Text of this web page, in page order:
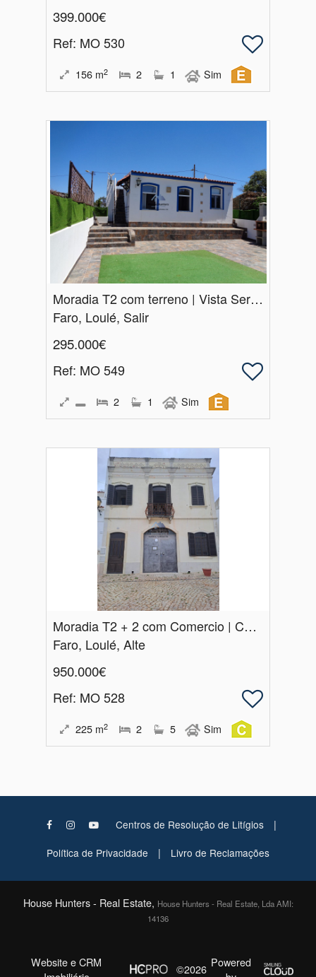
399.000€
Ref: MO 530
156 m2 2 1 Sim
Moradia T2 com terreno | Vista Serra de Alganduro | Salir | Loulé
Faro, Loulé, Salir
295.000€
Ref: MO 549
2 1 Sim
Moradia T2 + 2 com Comercio | Centro de Alte | Loulé
Faro, Loulé, Alte
950.000€
Ref: MO 528
225 m2 2 5 Sim
Centros de Resolução de Litígios |
Política de Privacidade | Livro de Reclamações
House Hunters - Real Estate, House Hunters - Real Estate, Lda AMI:
14136
Website e CRM
©2026 Powered